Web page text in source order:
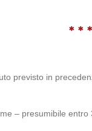
* *
previsto in
– presumibile